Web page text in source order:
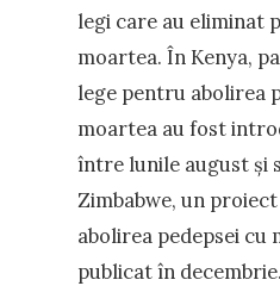
legi care au eliminat
moartea. În Kenya,
lege pentru abolirea
moartea au fost
între lunile august și
Zimbabwe, un
abolirea pedepsei cu
publicat în decembrie.